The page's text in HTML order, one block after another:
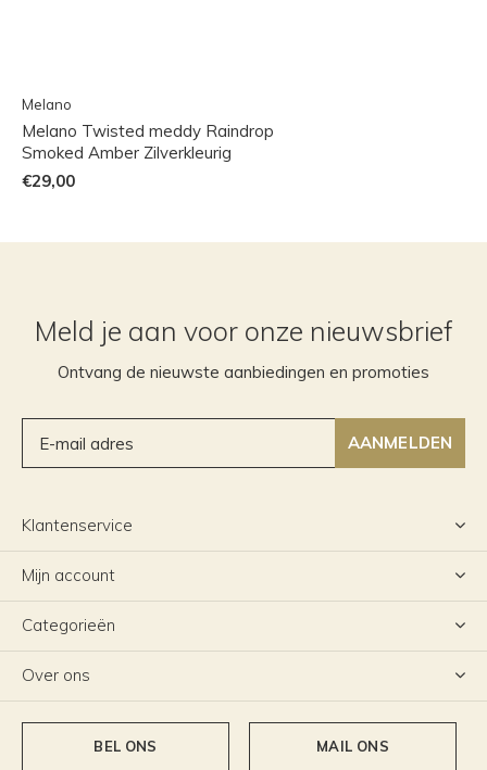
Melano
Melano Twisted meddy Raindrop
Smoked Amber Zilverkleurig
€29,00
Meld je aan voor onze nieuwsbrief
Ontvang de nieuwste aanbiedingen en promoties
AANMELDEN
Klantenservice
Mijn account
Categorieën
Over ons
BEL ONS MAIL ONS